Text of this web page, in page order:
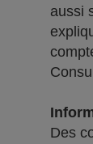
aussi
Des